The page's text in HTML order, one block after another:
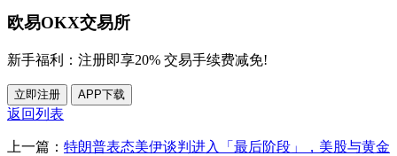
欧易OKX交易所
新手福利： 注册即享20% 交易手续费减免!
立即注册 APP下载
返回列表
上一篇： 特朗普表态美伊谈判进入「最后阶段」，美股与黄金